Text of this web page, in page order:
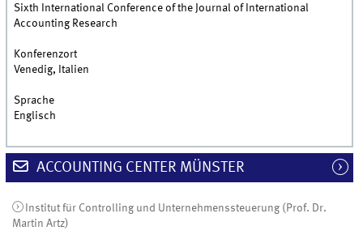
Sixth International Conference of the Journal of International
Accounting Research
Konferenzort
Venedig, Italien
Sprache
Englisch
ACCOUNTING CENTER MÜNSTER
Institut für Controlling und Unternehmenssteuerung (Prof. Dr.
Martin Artz)